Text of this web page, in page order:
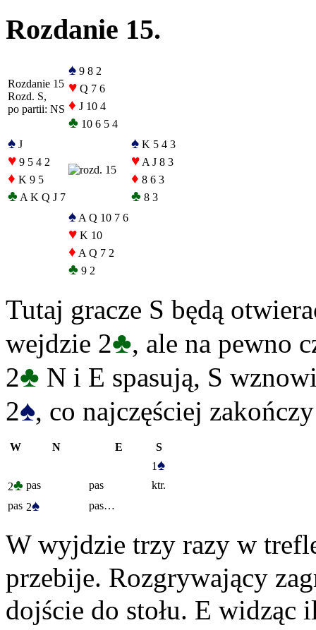
Rozdanie 15.
Rozdanie 15
Rozd. S,
po partii: NS
♠ 9 8 2
♥ Q 7 6
♦ J 10 4
♣ 10 6 5 4
♠ J
♥ 9 5 4 2
♦ K 9 5
♣ A K Q J 7
♠ K 5 4 3
♥ A J 8 3
♦ 8 6 3
♣ 8 3
♠ A Q 10 7 6
♥ K 10
♦ A Q 7 2
♣ 9 2
Tutaj gracze S będą
wejdzie 2♣, ale na pewno
2♣ N i E spasują, S
2♠, co najczęściej
W N E
S
1♠
2♣ pas pas
ktr.
pas 2♠ pas…
W wyjdzie trzy razy w
przebije. Rozgrywający
dojście do stołu. E widząc